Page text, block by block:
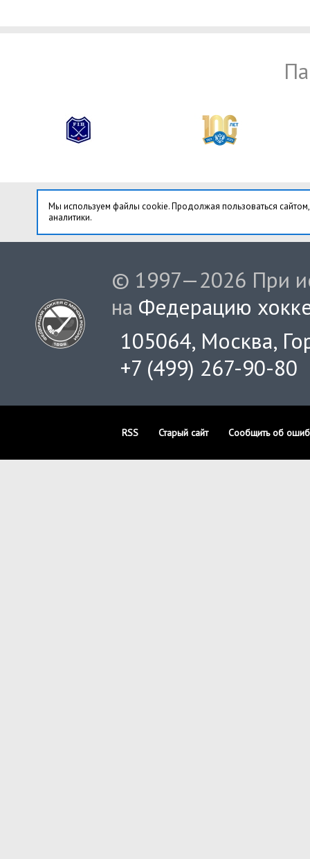
Мы используем файлы cookie. Продолжая пользоваться
аналитики.
© 1997—2026 При
на Федерацию
105064, Москва,
+7 (499) 267-90-80
RSS Старый сайт Сообщить об